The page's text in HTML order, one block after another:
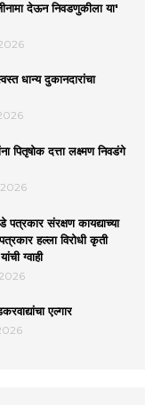
देऊन निवडणुकीला या'
धान्य दुकानदारांचा
पितृषोक दत्ता लक्ष्मण निवडंगे
संरक्षण कायद्याच्या
हल्ला विरोधी कृती
ग्वाही
एल्गार